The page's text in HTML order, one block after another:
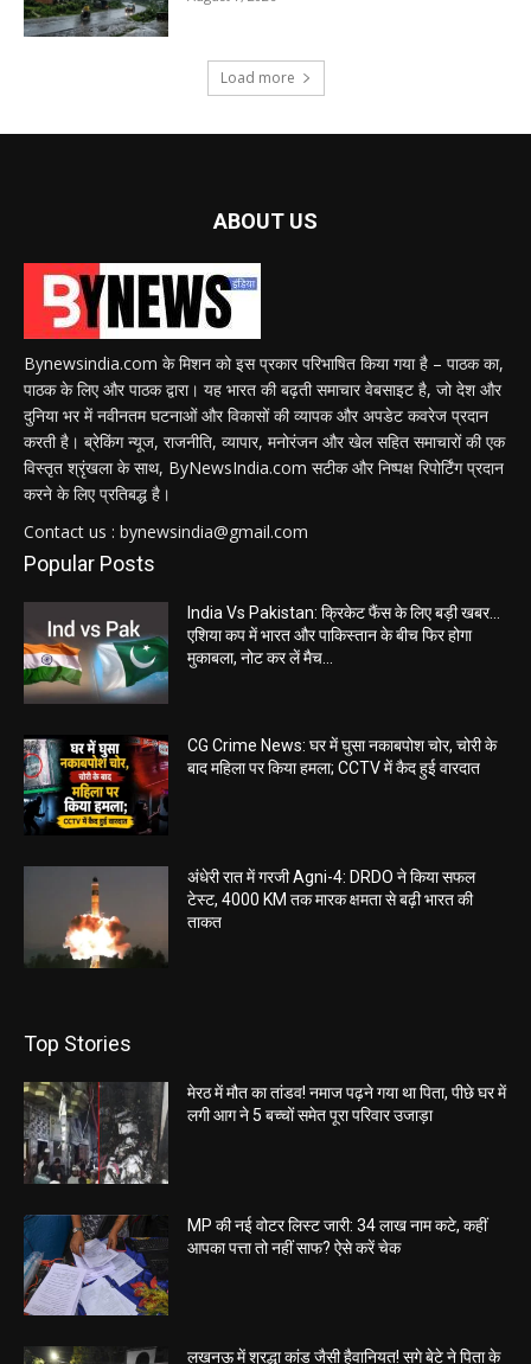
Load more
ABOUT US
Bynewsindia.com के मिशन को इस प्रकार परिभाषित किया गया है – पाठक का,
पाठक के लिए और पाठक द्वारा। यह भारत की बढ़ती समाचार वेबसाइट है, जो देश और
दुनिया भर में नवीनतम घटनाओं और विकासों की व्यापक और अपडेट कवरेज प्रदान
करती है। ब्रेकिंग न्यूज, राजनीति, व्यापार, मनोरंजन और खेल सहित समाचारों की एक
विस्तृत श्रृंखला के साथ, ByNewsIndia.com सटीक और निष्पक्ष रिपोर्टिंग प्रदान
करने के लिए प्रतिबद्ध है।
Contact us : bynewsindia@gmail.com
Popular Posts
India Vs Pakistan: क्रिकेट फैंस के लिए बड़ी खबर…
एशिया कप में भारत और पाकिस्तान के बीच फिर होगा
मुकाबला, नोट कर लें मैच...
CG Crime News: घर में घुसा नकाबपोश चोर, चोरी के
बाद महिला पर किया हमला; CCTV में कैद हुई वारदात
अंधेरी रात में गरजी Agni-4: DRDO ने किया सफल
टेस्ट, 4000 KM तक मारक क्षमता से बढ़ी भारत की
ताकत
Top Stories
मेरठ में मौत का तांडव! नमाज पढ़ने गया था पिता, पीछे घर में
लगी आग ने 5 बच्चों समेत पूरा परिवार उजाड़ा
MP की नई वोटर लिस्ट जारी: 34 लाख नाम कटे, कहीं
आपका पत्ता तो नहीं साफ? ऐसे करें चेक
लखनऊ में श्रद्धा कांड जैसी हैवानियत! सगे बेटे ने पिता के